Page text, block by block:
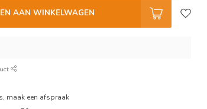
AAN WINKELWAGEN
maak een afspraak